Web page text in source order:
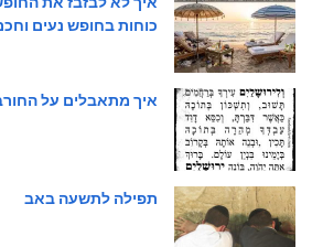
כוחות בחופש נעים
איך מתאבלים על
תפילה לתשעה באב